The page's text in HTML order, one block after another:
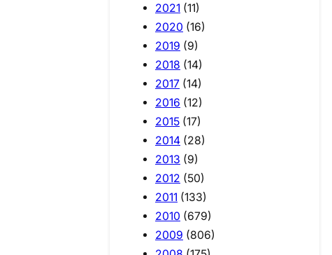
2021 (11)
2020 (16)
2019 (9)
2018 (14)
2017 (14)
2016 (12)
2015 (17)
2014 (28)
2013 (9)
2012 (50)
2011 (133)
2010 (679)
2009 (806)